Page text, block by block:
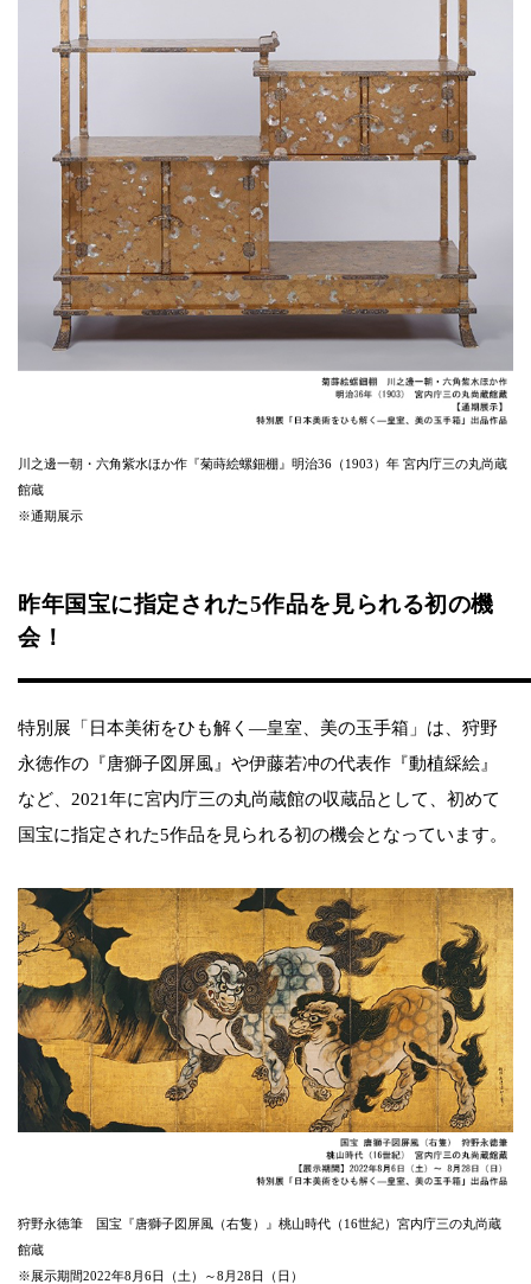
川之邊一朝・六角紫水ほか作『菊蒔絵螺鈿棚』明治36（1903）年 宮内庁三の丸尚蔵
館蔵
※通期展示
昨年国宝に指定された5作品を見られる初の機
会！
特別展「日本美術をひも解く—皇室、美の玉手箱」は、狩野
永徳作の『唐獅子図屏風』や伊藤若冲の代表作『動植綵絵』
など、2021年に宮内庁三の丸尚蔵館の収蔵品として、初めて
国宝に指定された5作品を見られる初の機会となっています。
狩野永徳筆 国宝『唐獅子図屏風（右隻）』桃山時代（16世紀）宮内庁三の丸尚蔵
館蔵
※展示期間2022年8月6日（土）～8月28日（日）